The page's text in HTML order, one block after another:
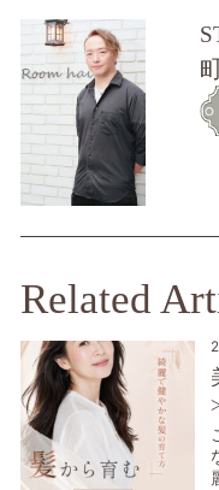
Related